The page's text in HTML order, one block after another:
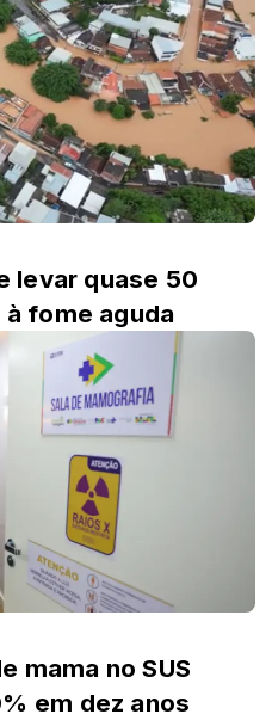
levar quase 50
fome aguda
mama no SUS
em dez anos